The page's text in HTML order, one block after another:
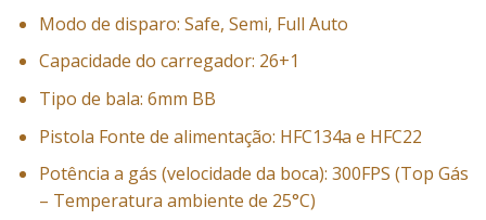
Modo de disparo: Safe, Semi, Full Auto
Capacidade do carregador: 26+1
Tipo de bala: 6mm BB
Pistola Fonte de alimentação: HFC134a e HFC22
Potência a gás (velocidade da boca): 300FPS (Top Gás
– Temperatura ambiente de 25°C)